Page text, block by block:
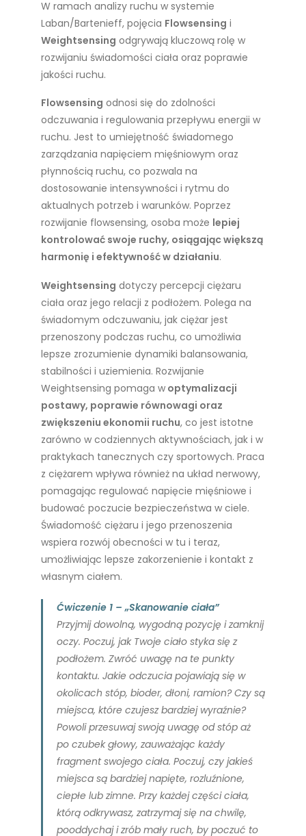
W ramach analizy ruchu w systemie
Laban/Bartenieff, pojęcia Flowsensing i
Weightsensing odgrywają kluczową rolę w
rozwijaniu świadomości ciała oraz poprawie
jakości ruchu.
Flowsensing odnosi się do zdolności
odczuwania i regulowania przepływu energii w
ruchu. Jest to umiejętność świadomego
zarządzania napięciem mięśniowym oraz
płynnością ruchu, co pozwala na
dostosowanie intensywności i rytmu do
aktualnych potrzeb i warunków. Poprzez
rozwijanie flowsensing, osoba może lepiej
kontrolować swoje ruchy, osiągając większą
harmonię i efektywność w działaniu.
Weightsensing dotyczy percepcji ciężaru
ciała oraz jego relacji z podłożem. Polega na
świadomym odczuwaniu, jak ciężar jest
przenoszony podczas ruchu, co umożliwia
lepsze zrozumienie dynamiki balansowania,
stabilności i uziemienia. Rozwijanie
Weightsensing pomaga w optymalizacji
postawy, poprawie równowagi oraz
zwiększeniu ekonomii ruchu, co jest istotne
zarówno w codziennych aktywnościach, jak i w
praktykach tanecznych czy sportowych. Praca
z ciężarem wpływa również na układ nerwowy,
pomagając regulować napięcie mięśniowe i
budować poczucie bezpieczeństwa w ciele.
Świadomość ciężaru i jego przenoszenia
wspiera rozwój obecności w tu i teraz,
umożliwiając lepsze zakorzenienie i kontakt z
własnym ciałem.
Ćwiczenie 1 – „Skanowanie ciała”
Przyjmij dowolną, wygodną pozycję i zamknij
oczy. Poczuj, jak Twoje ciało styka się z
podłożem. Zwróć uwagę na te punkty
kontaktu. Jakie odczucia pojawiają się w
okolicach stóp, bioder, dłoni, ramion? Czy są
miejsca, które czujesz bardziej wyraźnie?
Powoli przesuwaj swoją uwagę od stóp aż
po czubek głowy, zauważając każdy
fragment swojego ciała. Poczuj, czy jakieś
miejsca są bardziej napięte, rozluźnione,
ciepłe lub zimne. Przy każdej części ciała,
którą odkrywasz, zatrzymaj się na chwilę,
pooddychaj i zrób mały ruch, by poczuć to